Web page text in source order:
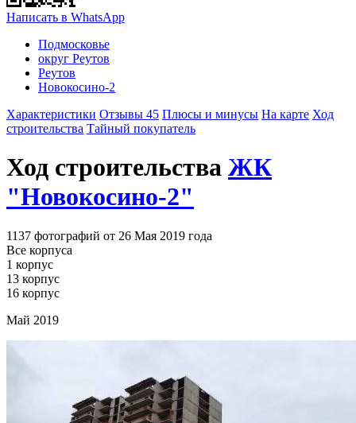
Написать в WhatsApp
Подмосковье
округ Реутов
Реутов
Новокосино-2
Характеристики Отзывы 45 Плюсы и минусы На карте Ход
строительства Тайный покупатель
Ход строительства ЖК
"Новокосино-2"
1137 фотографий от 26 Мая 2019 года
Все корпуса
1 корпус
13 корпус
16 корпус
Май 2019